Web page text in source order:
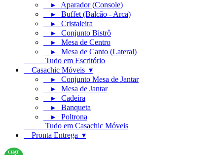
▸ Aparador (Console)
▸ Buffet (Balcão - Arca)
▸ Cristaleira
▸ Conjunto Bistrô
▸ Mesa de Centro
▸ Mesa de Canto (Lateral)
Tudo em Escritório
Casachic Móveis ▾
▸ Conjunto Mesa de Jantar
▸ Mesa de Jantar
▸ Cadeira
▸ Banqueta
▸ Poltrona
Tudo em Casachic Móveis
Pronta Entrega ▾
CHAT